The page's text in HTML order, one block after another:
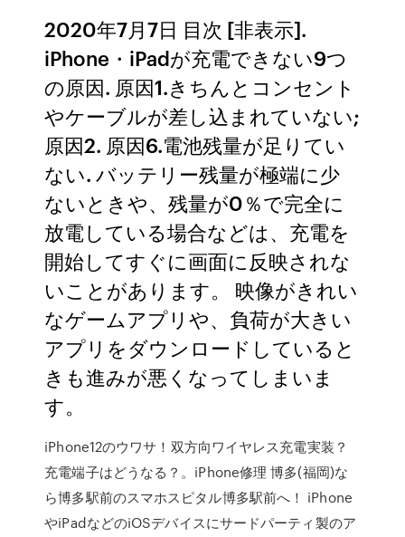
2020年7月7日 目次 [非表示].
iPhone・iPadが充電できない9つ
の原因. 原因1.きちんとコンセント
やケーブルが差し込まれていない;
原因2. 原因6.電池残量が足りてい
ない. バッテリー残量が極端に少
ないときや、残量が0％で完全に
放電している場合などは、充電を
開始してすぐに画面に反映されな
いことがあります。 映像がきれい
なゲームアプリや、負荷が大きい
アプリをダウンロードしていると
きも進みが悪くなってしまいま
す。
iPhone12のウワサ！双方向ワイヤレス充電実装？
充電端子はどうなる？。iPhone修理 博多(福岡)な
ら博多駅前のスマホスピタル博多駅前へ！ iPhone
やiPadなどのiOSデバイスにサードパーティ製のア